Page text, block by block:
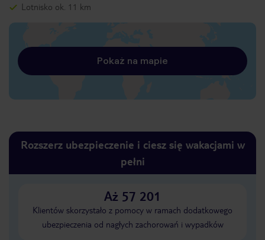
Lotnisko ok. 11 km
Pokaż na mapie
Rozszerz ubezpieczenie i ciesz się wakacjami w
pełni
Aż 57 201
Klientów skorzystało z pomocy w ramach dodatkowego
ubezpieczenia od nagłych zachorowań i wypadków